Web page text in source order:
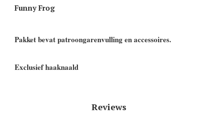
Funny Frog
Pakket bevat patroongarenvulling en accessoires.
Exclusief haaknaald
Reviews